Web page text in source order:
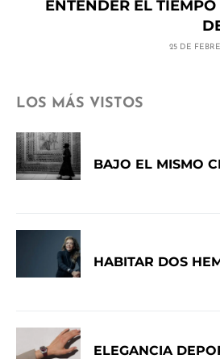
ENTENDER EL TIEMPO
25 DE
LOS MÁS VISTOS
BAJO EL MISMO
HABITAR DOS
ELEGANCIA